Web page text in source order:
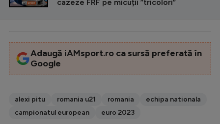
cazeze FRF pe micuții ”tricolori”
Adaugă iAMsport.ro ca sursă preferată în
Google
alexi pitu romania u21 romania
echipa nationala
campionatul european
euro 2023